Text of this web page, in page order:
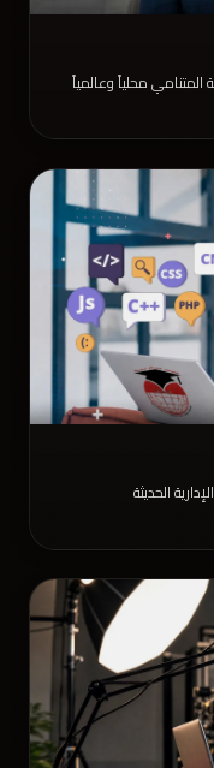
محلياً وعالمياً
الحديثة